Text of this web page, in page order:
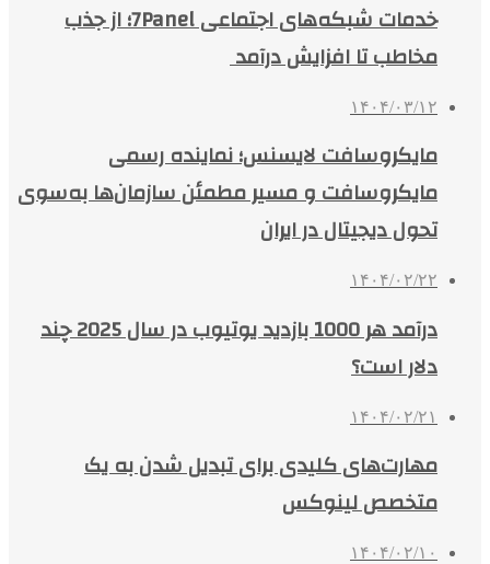
خدمات شبکه‌های اجتماعی 7Panel؛ از جذب
مخاطب تا افزایش درآمد
۱۴۰۴/۰۳/۱۲
مایکروسافت لایسنس؛ نماینده رسمی
مایکروسافت و مسیر مطمئن سازمان‌ها به‌سوی
تحول دیجیتال در ایران
۱۴۰۴/۰۲/۲۲
درآمد هر 1000 بازدید یوتیوب در سال 2025 چند
دلار است؟
۱۴۰۴/۰۲/۲۱
مهارت‌های کلیدی برای تبدیل شدن به یک
متخصص لینوکس
۱۴۰۴/۰۲/۱۰